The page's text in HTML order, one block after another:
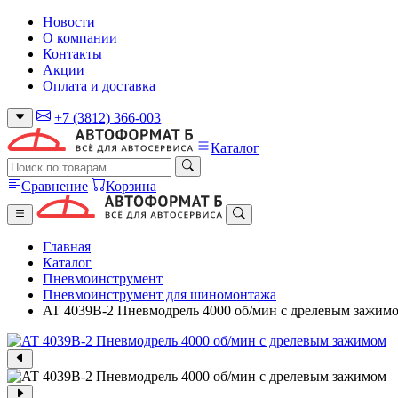
Новости
О компании
Контакты
Акции
Оплата и доставка
+7 (3812) 366-003
Каталог
Сравнение Корзина
Главная
Каталог
Пневмоинструмент
Пневмоинструмент для шиномонтажа
AT 4039B-2 Пневмодрель 4000 об/мин с дрелевым